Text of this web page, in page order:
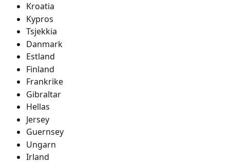
Kroatia
Kypros
Tsjekkia
Danmark
Estland
Finland
Frankrike
Gibraltar
Hellas
Jersey
Guernsey
Ungarn
Irland